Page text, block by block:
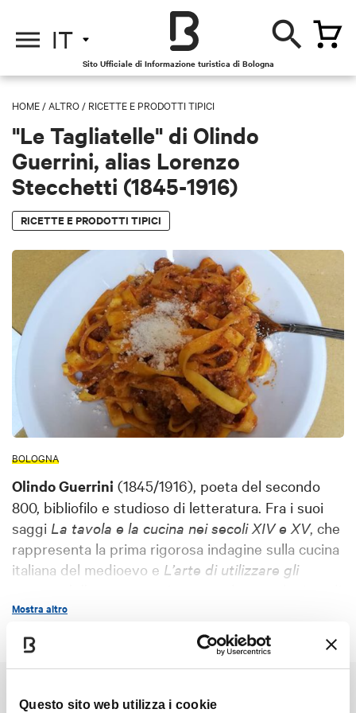
Questo sito web utilizza i cookie
IT
Sito Ufficiale di Informazione turistica di Bologna
HOME /ALTRO / RICETTE E PRODOTTI TIPICI
"Le Tagliatelle" di Olindo
Guerrini, alias Lorenzo
Stecchetti (1845-1916)
RICETTE E PRODOTTI TIPICI
BOLOGNA
Olindo Guerrini (1845/1916), poeta del secondo
800, bibliofilo e studioso di letteratura. Fra i suoi
saggi La tavola e la cucina nei secoli XIV e XV, che
rappresenta la prima rigorosa indagine sulla cucina
italiana del medioevo e L’arte di utilizzare gli
“Lorenzo Stecchetti” e comparsa postuma nel
Da quest'ultimo la citazione sulle Tagliatelle.
PROCEDIMENTO
rimestando il tutto in una sfoglia ma non troppo
Mostra altro
Potrebbe interessarti anche